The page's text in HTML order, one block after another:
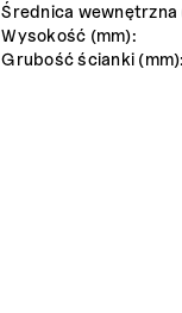
Średnica wewnętrzna
Wysokość (mm):
Grubość ścianki (mm):